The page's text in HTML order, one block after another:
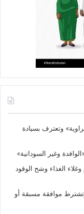
وتعترف بسيادة
وغير السودانية»
الغذاء وشح الوقود
موافقة مسبقة أو